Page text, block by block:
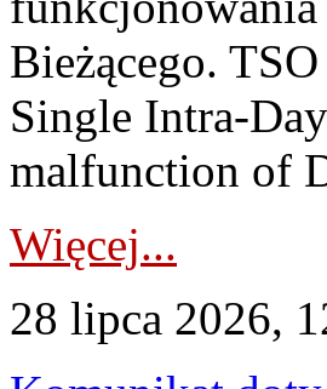
Bieżącego.
Single Intra-
malfunction of
Więcej...
28 lipca 2026,